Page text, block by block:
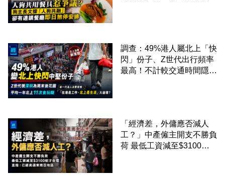
調查：49%港人屬北上「快
閃」份子、Z世代出行頻率
最高！不計較交通時間隱形
「經濟差，外傭應否減人
工？」中產僱主開支不勝負
荷 最低工資減至$3100蚊